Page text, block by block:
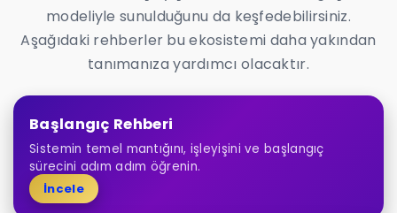
modeliyle sunulduğunu da keşfedebilirsiniz.
Aşağıdaki rehberler bu ekosistemi daha yakından
tanımanıza yardımcı olacaktır.
Başlangıç Rehberi
Sistemin temel mantığını, işleyişini ve başlangıç
sürecini adım adım öğrenin.
İncele